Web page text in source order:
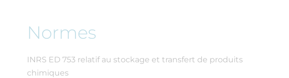
Normes
INRS ED 753 relatif au stockage et transfert de produits
chimiques